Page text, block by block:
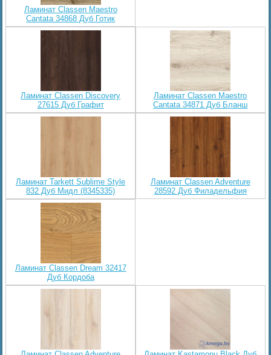
Ламинат Classen Maestro
Cantata 34868 Дуб Готик
Ламинат Classen Discovery
27615 Дуб Графит
Ламинат Classen Maestro
Cantata 34871 Дуб Бланш
Ламинат Tarkett Sublime Style
832 Дуб Мидл (8345335)
Ламинат Classen Adventure
28592 Дуб Филадельфия
Ламинат Classen Dream 32417
Дуб Кордоба